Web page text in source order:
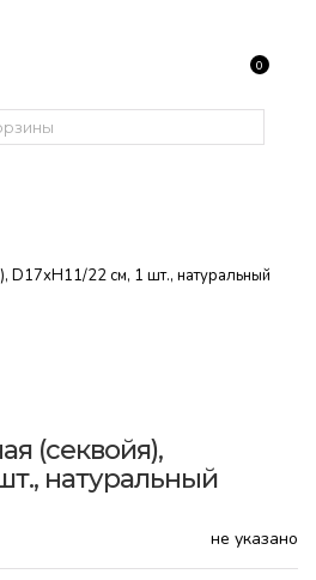
0
D17хН11/22 см, 1 шт., натуральный
(секвойя),
шт., натуральный
не указано